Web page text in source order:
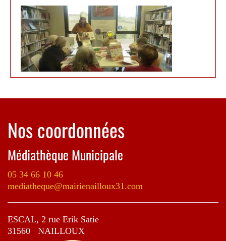
Médiathèque de Nailloux 2017
Nos coordonnées
Médiathèque Municipale
05 34 66 10 46
mediatheque@mairienailloux31.com
ESCAL, 2 rue Erik Satie
31560 NAILLOUX